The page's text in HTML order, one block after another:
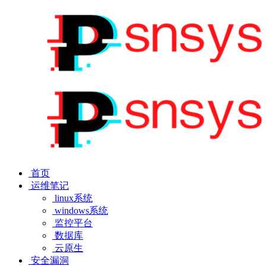
首页
运维笔记
linux系统
windows系统
监控平台
数据库
云原生
安全漏洞